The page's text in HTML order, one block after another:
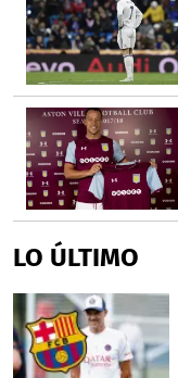
LO ÚLTIMO